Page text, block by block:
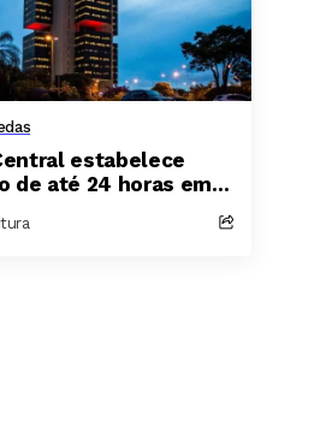
estabelece
de até 24 horas em
no Brasil